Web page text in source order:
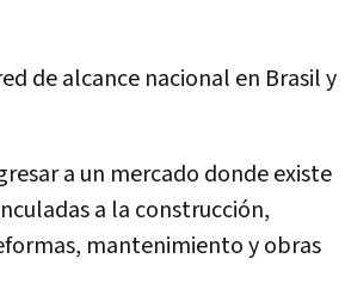
de alcance nacional en Brasil y
a un mercado donde existe
a la construcción,
mantenimiento y obras